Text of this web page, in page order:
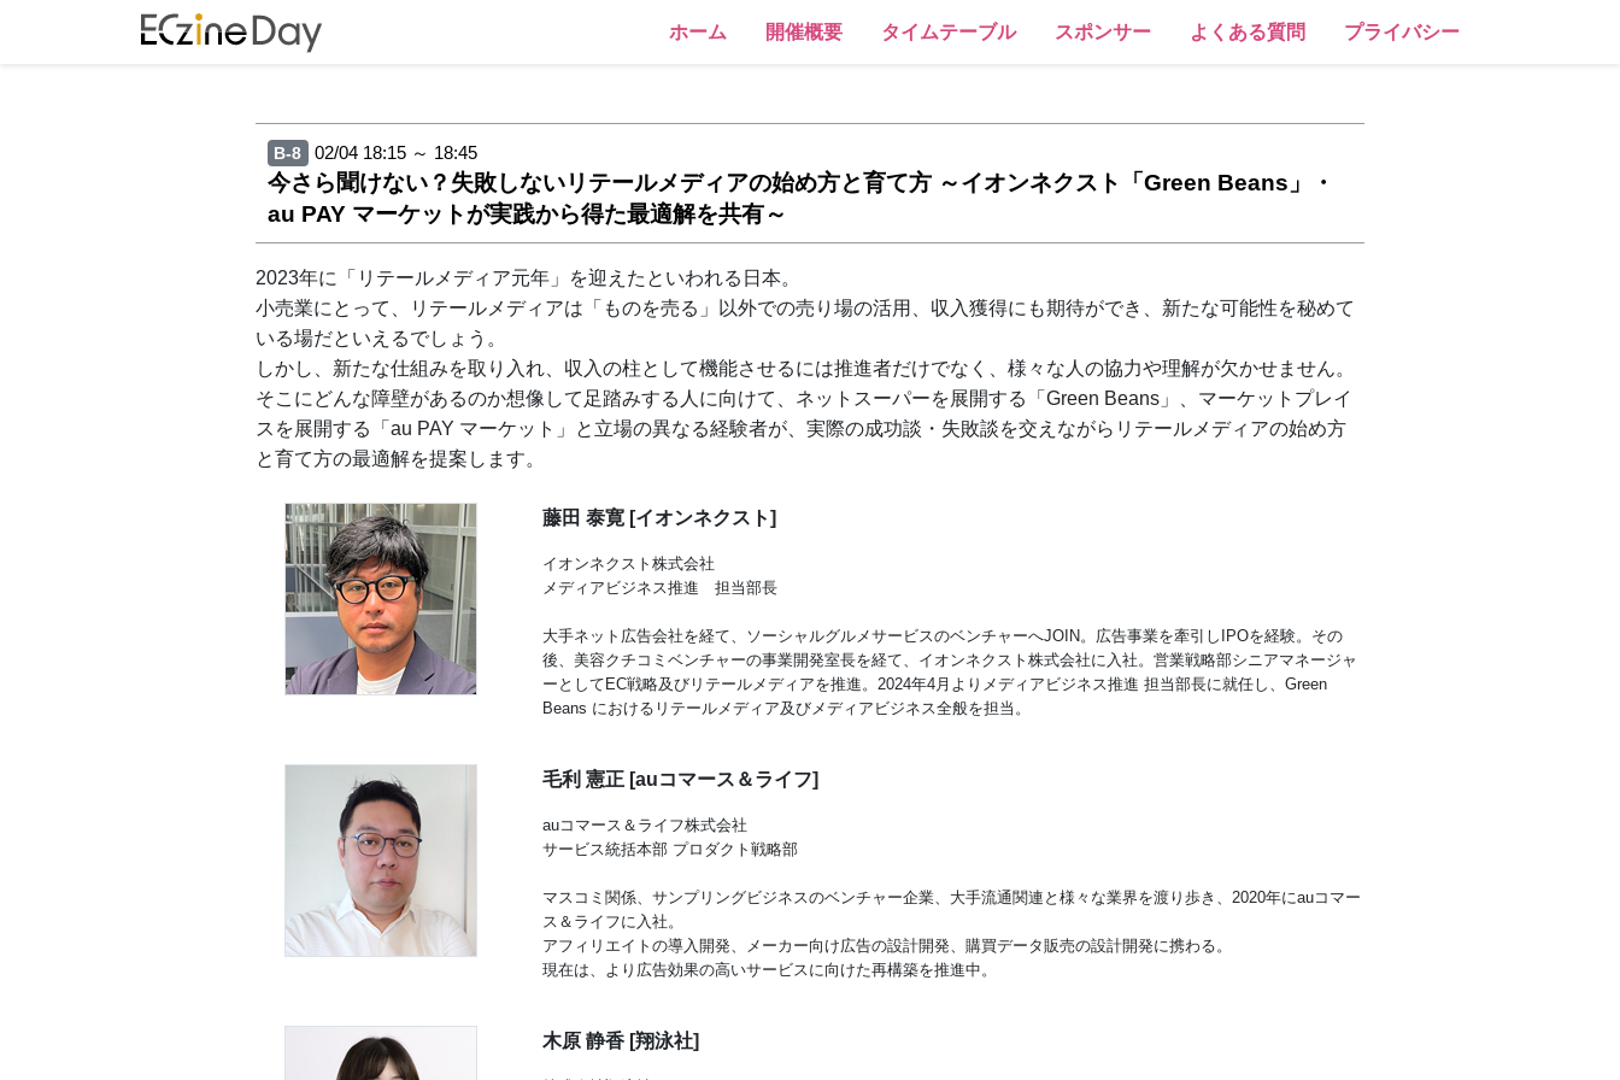
ホーム 開催概要 タイムテーブル スポンサー よくある質問 プライバシー
B-8 02/04 18:15 ～ 18:45
今さら聞けない？失敗しないリテールメディアの始め方と育て方 ～イオンネクスト「Green Beans」・
au PAY マーケットが実践から得た最適解を共有～
2023年に「リテールメディア元年」を迎えたといわれる日本。
小売業にとって、リテールメディアは「ものを売る」以外での売り場の活用、収入獲得にも期待ができ、新たな可能性を秘めて
いる場だといえるでしょう。
しかし、新たな仕組みを取り入れ、収入の柱として機能させるには推進者だけでなく、様々な人の協力や理解が欠かせません。
そこにどんな障壁があるのか想像して足踏みする人に向けて、ネットスーパーを展開する「Green Beans」、マーケットプレイ
スを展開する「au PAY マーケット」と立場の異なる経験者が、実際の成功談・失敗談を交えながらリテールメディアの始め方
と育て方の最適解を提案します。
藤田 泰寛 [イオンネクスト]
イオンネクスト株式会社
メディアビジネス推進 担当部長
大手ネット広告会社を経て、ソーシャルグルメサービスのベンチャーへJOIN。広告事業を牽引しIPOを経験。その
後、美容クチコミベンチャーの事業開発室長を経て、イオンネクスト株式会社に入社。営業戦略部シニアマネージャ
ーとしてEC戦略及びリテールメディアを推進。2024年4月よりメディアビジネス推進 担当部長に就任し、Green
Beans におけるリテールメディア及びメディアビジネス全般を担当。
毛利 憲正 [auコマース＆ライフ]
auコマース＆ライフ株式会社
サービス統括本部 プロダクト戦略部
マスコミ関係、サンプリングビジネスのベンチャー企業、大手流通関連と様々な業界を渡り歩き、2020年にauコマー
ス＆ライフに入社。
アフィリエイトの導入開発、メーカー向け広告の設計開発、購買データ販売の設計開発に携わる。
現在は、より広告効果の高いサービスに向けた再構築を推進中。
木原 静香 [翔泳社]